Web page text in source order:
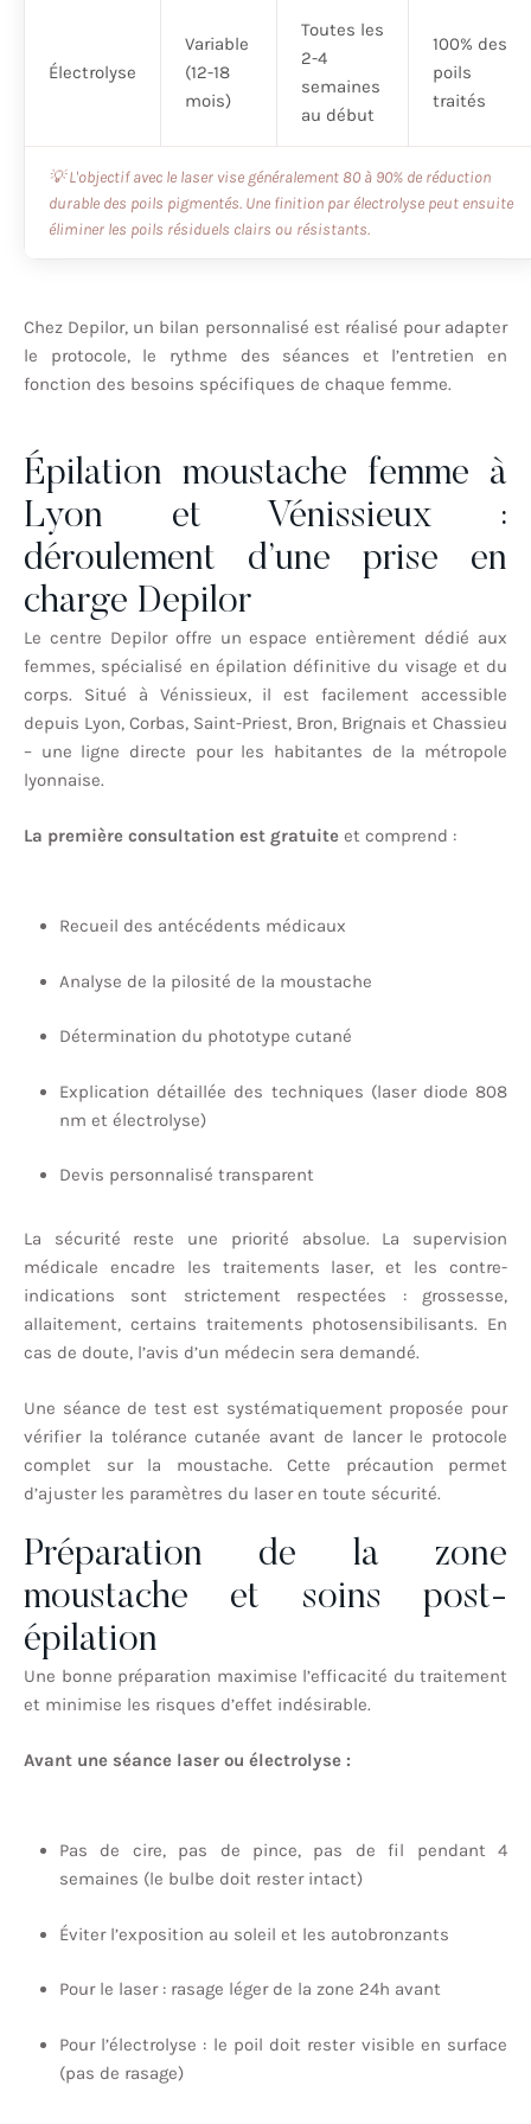
Électrolyse
Variable
(12-18
mois)
Toutes les
2-4
semaines
au début
100% des
poils
traités
💡 L'objectif avec le laser vise généralement 80 à 90% de réduction
durable des poils pigmentés. Une finition par électrolyse peut ensuite
éliminer les poils résiduels clairs ou résistants.
Chez Depilor, un bilan personnalisé est réalisé pour adapter
le protocole, le rythme des séances et l’entretien en
fonction des besoins spécifiques de chaque femme.
Épilation moustache femme à
Lyon et Vénissieux :
déroulement d’une prise en
charge Depilor
Le centre Depilor offre un espace entièrement dédié aux
femmes, spécialisé en épilation définitive du visage et du
corps. Situé à Vénissieux, il est facilement accessible
depuis Lyon, Corbas, Saint-Priest, Bron, Brignais et Chassieu
– une ligne directe pour les habitantes de la métropole
lyonnaise.
La première consultation est gratuite et comprend :
Recueil des antécédents médicaux
Analyse de la pilosité de la moustache
Détermination du phototype cutané
Explication détaillée des techniques (laser diode 808
nm et électrolyse)
Devis personnalisé transparent
La sécurité reste une priorité absolue. La supervision
médicale encadre les traitements laser, et les contre-
indications sont strictement respectées : grossesse,
allaitement, certains traitements photosensibilisants. En
cas de doute, l’avis d’un médecin sera demandé.
Une séance de test est systématiquement proposée pour
vérifier la tolérance cutanée avant de lancer le protocole
complet sur la moustache. Cette précaution permet
d’ajuster les paramètres du laser en toute sécurité.
Préparation de la zone
moustache et soins post-
épilation
Une bonne préparation maximise l’efficacité du traitement
et minimise les risques d’effet indésirable.
Avant une séance laser ou électrolyse :
Pas de cire, pas de pince, pas de fil pendant 4
semaines (le bulbe doit rester intact)
Éviter l’exposition au soleil et les autobronzants
Pour le laser : rasage léger de la zone 24h avant
Pour l’électrolyse : le poil doit rester visible en surface
(pas de rasage)